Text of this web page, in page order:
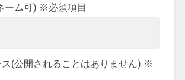
ーム可) ※必須項目
ス(公開されることはありません) ※